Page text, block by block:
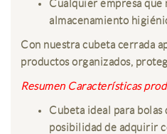
Cualquier empresa que
almacenamiento
Con nuestra cubeta cerrada
productos organizados,
Resumen Características
Cubeta ideal para bolas
posibilidad de adquirir